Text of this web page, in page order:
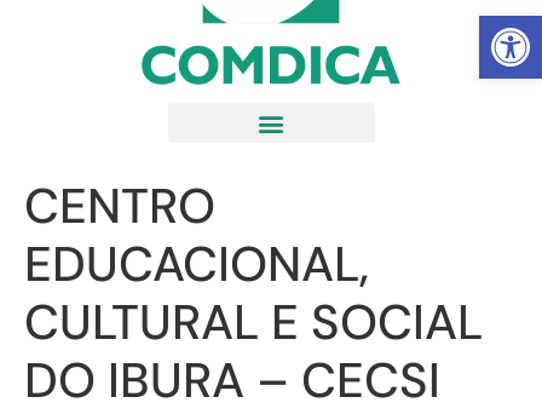
Abrir
CENTRO
EDUCACIONAL,
CULTURAL E SOCIAL
DO IBURA – CECSI